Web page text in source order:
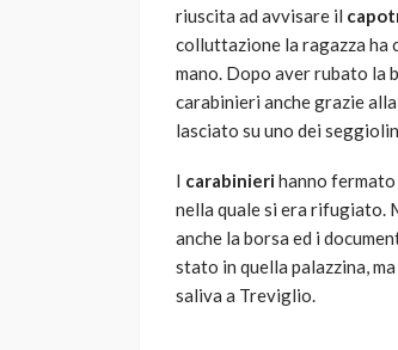
riuscita ad avvisare il
colluttazione la ragazza ha
mano. Dopo aver rubato la
carabinieri anche grazie
lasciato su uno dei
I carabinierihanno fermato
nella quale si era rifugiato.
anche la borsa ed i
stato in quella palazzina,
saliva a Treviglio.